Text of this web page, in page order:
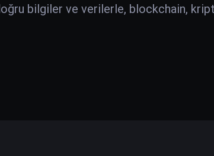
bilgiler ve verilerle, blockchain,